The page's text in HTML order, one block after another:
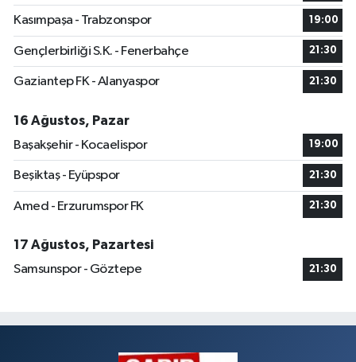
Kasımpaşa - Trabzonspor 19:00
Gençlerbirliği S.K. - Fenerbahçe 21:30
Gaziantep FK - Alanyaspor 21:30
16 Ağustos, Pazar
Başakşehir - Kocaelispor
19:00
Beşiktaş - Eyüpspor 21:30
Amed - Erzurumspor FK 21:30
17 Ağustos, Pazartesi
Samsunspor - Göztepe
21:30